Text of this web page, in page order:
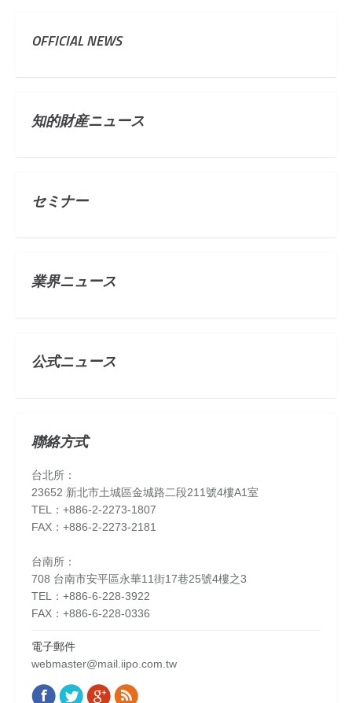
OFFICIAL NEWS
知的財産ニュース
セミナー
業界ニュース
公式ニュース
聯絡方式
台北所：
23652 新北市土城區金城路二段211號4樓A1室
TEL：+886-2-2273-1807
FAX：+886-2-2273-2181
台南所：
708 台南市安平區永華11街17巷25號4樓之3
TEL：+886-6-228-3922
FAX：+886-6-228-0336
電子郵件
webmaster@mail.iipo.com.tw
Find us on:
Facebook
TwitterGoogle+
Rss